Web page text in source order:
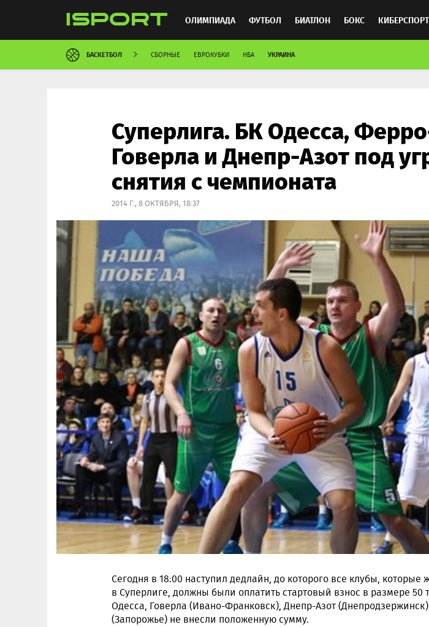
ОЛИМПИАДА ФУТБОЛ БИАТЛОН БОКС КИБЕРСПОРТ
ХОККЕЙ ММА АВТОСПОРТ
БАСКЕТБОЛ СБОРНЫЕ ЕВРОКУБКИ НБА УКРАИНА
Суперлига. БК Одесса,
Говерла и Днепр-Азот под
снятия с чемпионата
2014 Г., 8 ОКТЯБРЯ, 18:37
Сегодня в 18:00 наступил дедлайн, до которого все клубы, которые
в Суперлиге, должны были оплатить стартовый взнос в размере 50
Одесса, Говерла (Ивано-Франковск), Днепр-Азот
(Запорожье) не внесли положенную сумму.